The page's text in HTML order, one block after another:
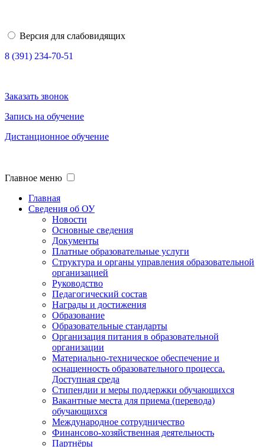
Версия для слабовидящих
8 (391) 234-70-51
Заказать звонок
Запись на обучение
Дистанционное обучение
Главное меню
Главная
Сведения об ОУ
Новости
Основные сведения
Документы
Платные образовательные услуги
Структура и органы управления образовательной
организацией
Руководство
Педагогический состав
Награды и достижения
Образование
Образовательные стандарты
Организация питания в образовательной
организации
Материально-техническое обеспечение и
оснащенность образовательного процесса.
Доступная среда
Стипендии и меры поддержки обучающихся
Вакантные места для приема (перевода)
обучающихся
Международное сотрудничество
Финансово-хозяйственная деятельность
Партнёры